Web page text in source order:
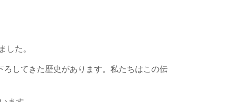
した。
ろしてきた歴史があります。私たちはこの伝